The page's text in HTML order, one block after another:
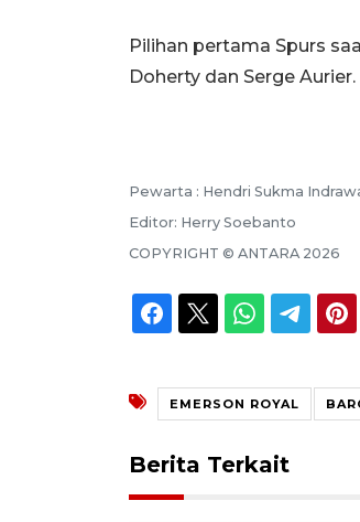
Pilihan pertama Spurs
Doherty dan Serge Aurier.
Pewarta : Hendri Sukma
Editor: Herry Soebanto
COPYRIGHT © ANTARA 2026
EMERSON ROYAL
Berita Terkait